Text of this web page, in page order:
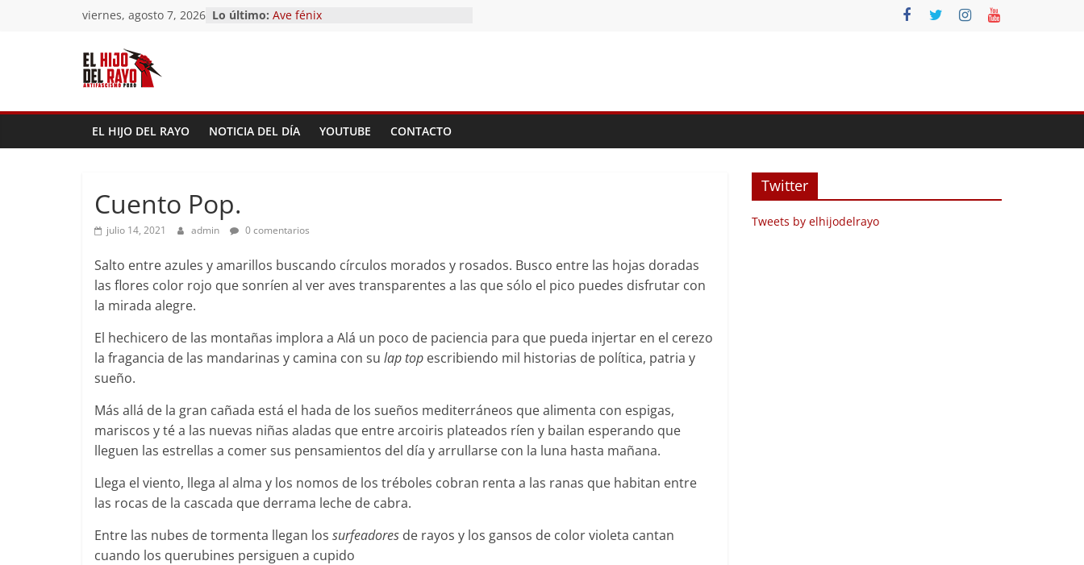
viernes, agosto 7, 2026 Lo último: Ave fénix
EL HIJO DEL RAYO NOTICIA DEL DÍA YOUTUBE CONTACTO
Cuento Pop.
julio 14, 2021 admin 0 comentarios
Salto entre azules y amarillos buscando círculos morados y rosados. Busco entre las hojas doradas
las flores color rojo que sonríen al ver aves transparentes a las que sólo el pico puedes disfrutar con
la mirada alegre.
El hechicero de las montañas implora a Alá un poco de paciencia para que pueda injertar en el cerezo
la fragancia de las mandarinas y camina con su lap top escribiendo mil historias de política, patria y
sueño.
Más allá de la gran cañada está el hada de los sueños mediterráneos que alimenta con espigas,
mariscos y té a las nuevas niñas aladas que entre arcoiris plateados ríen y bailan esperando que
lleguen las estrellas a comer sus pensamientos del día y arrullarse con la luna hasta mañana.
Llega el viento, llega al alma y los nomos de los tréboles cobran renta a las ranas que habitan entre
las rocas de la cascada que derrama leche de cabra.
Entre las nubes de tormenta llegan los surfeadores de rayos y los gansos de color violeta cantan
cuando los querubines persiguen a cupido
Twitter
Tweets by elhijodelrayo